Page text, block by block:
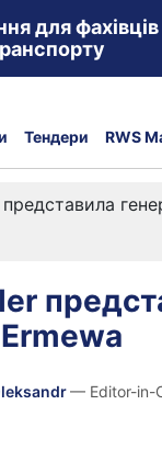
для фахівців
Тендери RWS
Ermewa
— Editor-in-